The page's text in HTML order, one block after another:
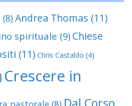
(8)Andrea Thomas (11)
spirituale (9) Chiese
(11) Chris Castaldo (4)
Crescere in